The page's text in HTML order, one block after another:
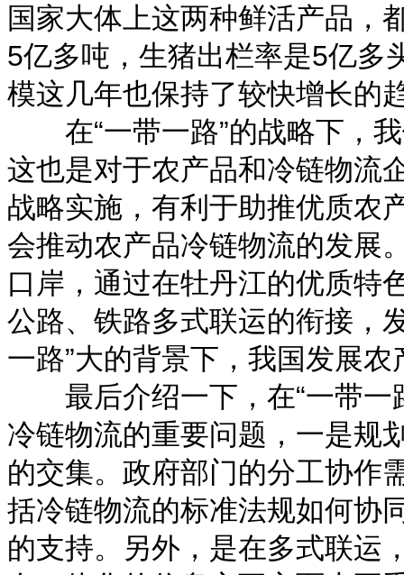
国家大体上这两种鲜活产品，
5亿多吨，生猪出栏率是5亿多
模这几年也保持了较快增长的
在“一带一路”的战略下，我
这也是对于农产品和冷链物流
战略实施，有利于助推优质农
会推动农产品冷链物流的发展
口岸，通过在牡丹江的优质特
公路、铁路多式联运的衔接，
一路”大的背景下，我国发展
最后介绍一下，在“一带一
冷链物流的重要问题，一是规
的交集。政府部门的分工协作
括冷链物流的标准法规如何协
的支持。另外，是在多式联运